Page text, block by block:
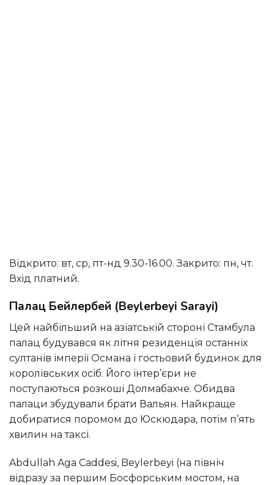
Відкрито: вт, ср, пт-нд 9.30-16.00. Закрито: пн, чт.
Вхід платний.
Палац Бейлербей (Beylerbeyi Sarayi)
Цей найбільший на азіатській стороні Стамбула
палац будувався як літня резиденція останніх
султанів імперії Османа і гостьовий будинок для
королівських осіб. Його інтер’єри не
поступаються розкоші Долмабахче. Обидва
палаци збудували брати Вальян. Найкраще
добиратися поромом до Юскюдара, потім п’ять
хвилин на таксі.
Abdullah Aga Caddesi, Beylerbeyi (на північ
відразу за першим Босфорським мостом, на